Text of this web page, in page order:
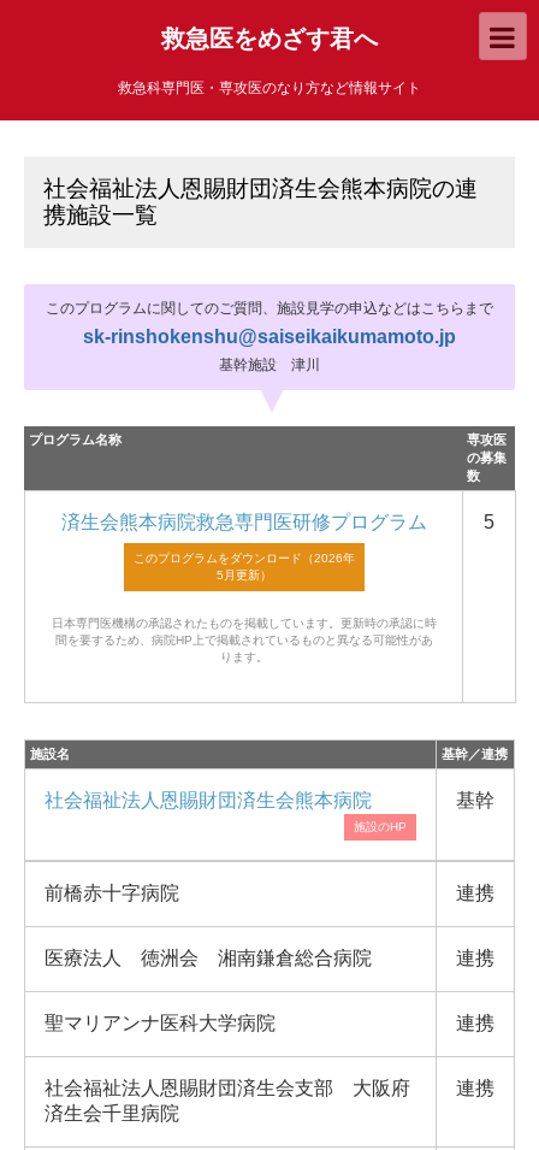
救急医をめざす君へ
救急科専門医・専攻医のなり方など情報サイト
社会福祉法人恩賜財団済生会熊本病院の連
携施設一覧
このプログラムに関してのご質問、施設見学の申込などはこちらまで
sk-rinshokenshu@saiseikaikumamoto.jp
基幹施設 津川
プログラム名称
専攻医
の募集
数
済生会熊本病院救急専門医研修プログラム
日本専門医機構の承認されたものを掲載しています。 更新時の承認に時
間を要するため、病院HP上で掲載されているものと異なる可能性があ
ります。
5
施設名 基幹／連携
社会福祉法人恩賜財団済生会熊本病院 基幹
前橋赤十字病院 連携
医療法人 徳洲会 湘南鎌倉総合病院 連携
聖マリアンナ医科大学病院 連携
社会福祉法人恩賜財団済生会支部 大阪府
済生会千里病院
連携